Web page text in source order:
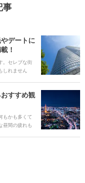
事
デートに
！
。セレブな街
しれません
います。何でも
どころをた
すすめ観
もかも多くて
昼間の疲れも